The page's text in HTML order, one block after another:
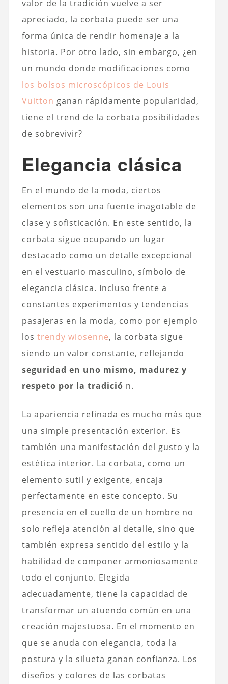
valor de la tradición vuelve a ser
apreciado, la corbata puede ser una
forma única de rendir homenaje a la
historia. Por otro lado, sin embargo, ¿en
un mundo donde modificaciones como
los bolsos microscópicos de Louis
Vuitton ganan rápidamente popularidad,
tiene el trend de la corbata posibilidades
de sobrevivir?
Elegancia clásica
En el mundo de la moda, ciertos
elementos son una fuente inagotable de
clase y sofisticación. En este sentido, la
corbata sigue ocupando un lugar
destacado como un detalle excepcional
en el vestuario masculino, símbolo de
elegancia clásica. Incluso frente a
constantes experimentos y tendencias
pasajeras en la moda, como por ejemplo
los trendy wiosenne, la corbata sigue
siendo un valor constante, reflejando
seguridad en uno mismo, madurez y
respeto por la tradició n.
La apariencia refinada es mucho más que
una simple presentación exterior. Es
también una manifestación del gusto y la
estética interior. La corbata, como un
elemento sutil y exigente, encaja
perfectamente en este concepto. Su
presencia en el cuello de un hombre no
solo refleja atención al detalle, sino que
también expresa sentido del estilo y la
habilidad de componer armoniosamente
todo el conjunto. Elegida
adecuadamente, tiene la capacidad de
transformar un atuendo común en una
creación majestuosa. En el momento en
que se anuda con elegancia, toda la
postura y la silueta ganan confianza. Los
diseños y colores de las corbatas